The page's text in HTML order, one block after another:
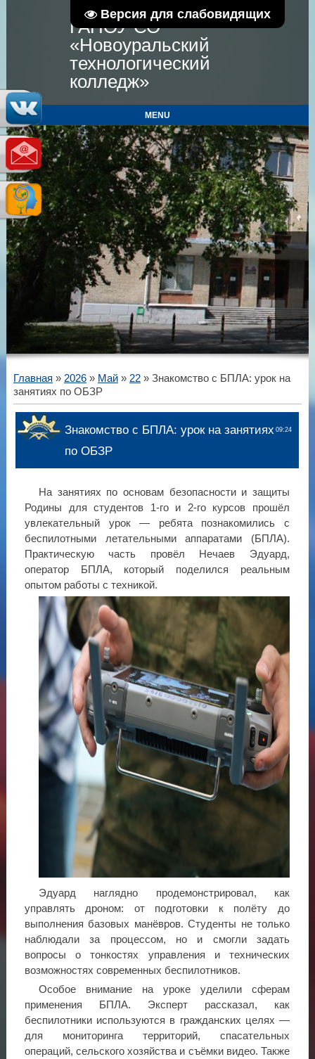
Версия для слабовидящих
ГАПОУ СО
«Новоуральский
технологический
колледж»
MENU
Главная » 2026 » Май » 22» Знакомство с БПЛА: урок на
занятиях по ОБЗР
09:24
Знакомство с БПЛА: урок на занятиях
по ОБЗР
На занятиях по основам безопасности и защиты
Родины для студентов 1‑го и 2‑го курсов прошёл
увлекательный урок — ребята познакомились с
беспилотными летательными аппаратами (БПЛА).
Практическую часть провёл Нечаев Эдуард,
оператор БПЛА, который поделился реальным
опытом работы с техникой.
Эдуард наглядно продемонстрировал, как
управлять дроном: от подготовки к полёту до
выполнения базовых манёвров. Студенты не только
наблюдали за процессом, но и смогли задать
вопросы о тонкостях управления и технических
возможностях современных беспилотников.
Особое внимание на уроке уделили сферам
применения БПЛА. Эксперт рассказал, как
беспилотники используются в гражданских целях —
для мониторинга территорий, спасательных
операций, сельского хозяйства и съёмки видео. Также